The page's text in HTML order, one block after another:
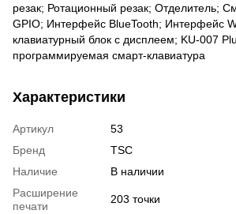
резак; Ротационный резак; Отделитель;
GPIO; Интерфейс BlueTooth; Интерфейс
клавиатурный блок с дисплеем; KU-007
программируемая смарт-клавиатура
Характеристики
Артикул
53
Бренд
TSC
Наличие
В наличии
Расширение
печати
203 точки